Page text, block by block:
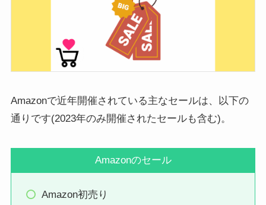
Amazonで近年開催されている主なセールは、以下の
通りです(2023年のみ開催されたセールも含む)。
Amazonのセール
Amazon初売り